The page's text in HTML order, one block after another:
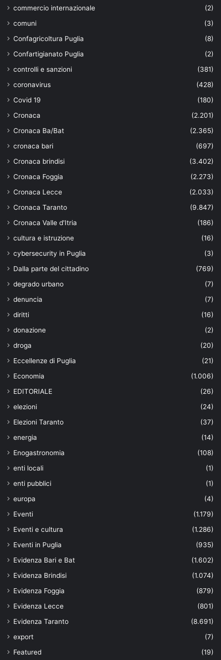
commercio internazionale
(2)
comuni
(3)
Confagricoltura Puglia
(8)
Confartigianato Puglia
(2)
controlli e sanzioni
(381)
coronavirus
(428)
Covid 19
(180)
Cronaca
(2.201)
Cronaca Ba/Bat
(2.365)
cronaca bari
(697)
Cronaca brindisi
(3.402)
Cronaca Foggia
(2.273)
Cronaca Lecce
(2.033)
Cronaca Taranto
(9.847)
Cronaca Valle d'Itria
(186)
cultura e istruzione
(16)
cybersecurity in Puglia
(3)
Dalla parte del cittadino
(769)
degrado urbano
(7)
denuncia
(7)
diritti
(16)
donazione
(2)
droga
(20)
Eccellenze di Puglia
(21)
Economia
(1.006)
EDITORIALE
(26)
elezioni
(24)
Elezioni Taranto
(37)
energia
(14)
Enogastronomia
(108)
enti locali
(1)
enti pubblici
(1)
europa
(4)
Eventi
(1.179)
Eventi e cultura
(1.286)
Eventi in Puglia
(935)
Evidenza Bari e Bat
(1.602)
Evidenza Brindisi
(1.074)
Evidenza Foggia
(879)
Evidenza Lecce
(801)
Evidenza Taranto
(8.691)
export
(7)
Featured
(19)